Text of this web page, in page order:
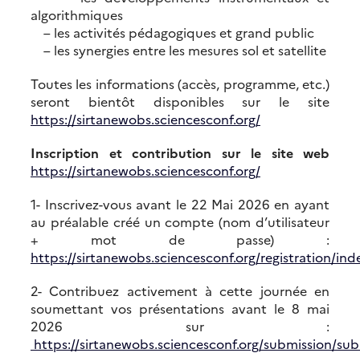
algorithmiques
– les activités pédagogiques et grand public
– les synergies entre les mesures sol et satellite
Toutes les informations (accès, programme, etc.)
seront bientôt disponibles sur le site
https://sirtanewobs.sciencesconf.org/
Inscription et contribution sur le site web
https://sirtanewobs.sciencesconf.org/
1- Inscrivez-vous avant le 22 Mai 2026 en ayant
au préalable créé un compte (nom d’utilisateur
+ mot de passe) :
https://sirtanewobs.sciencesconf.org/registration/
2- Contribuez activement à cette journée en
soumettant vos présentations avant le 8 mai
2026 sur :
https://sirtanewobs.sciencesconf.org/submission/